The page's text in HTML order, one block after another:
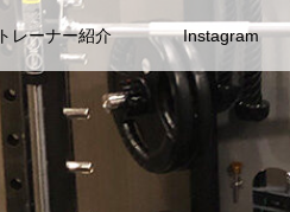
トレーナー紹介 Instagram